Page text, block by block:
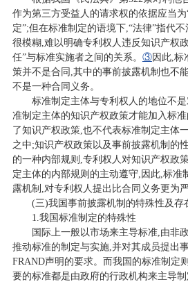
作为第三方受益人的请求权的依据应当
定”;但在标准制定的语境下,“法律”指代
很模糊,难以明确专利权人违反知识产权
任”与标准实施者之间的关系。 ③因此,标
策并不是合同,其中的事前披露机制也不
不是一种合同义务。
标准制定主体与专利权人的地位不
准制定主体的知识产权政策才能加入标
了知识产权政策,也不代表标准制定主体
之中;知识产权政策以及事前披露机制的
的一种内部规则,专利权人对知识产权政
定主体的内部规则的主动遵守,因此,标准
露机制,对专利权人提出比合同义务更为严
(三)我国事前披露机制的特殊性及存
1.我国标准制定的特殊性
国际上一般以市场来主导标准,由非
推动标准的制定与实施,并对其成员提出
FRAND声明的要求。而我国的标准制定
要的标准都是由政府的行政机构来主导